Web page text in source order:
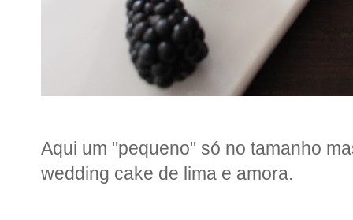
Aqui um "pequeno" só no tamanho
wedding cake de lima e amora.